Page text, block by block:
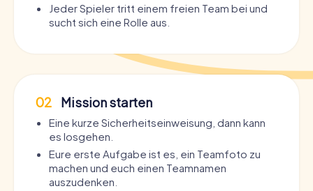
Jeder Spieler tritt einem freien Team bei und
sucht sich eine Rolle aus.
02 Mission starten
Eine kurze Sicherheitseinweisung, dann kann
es losgehen.
Eure erste Aufgabe ist es, ein Teamfoto zu
machen und euch einen Teamnamen
auszudenken.